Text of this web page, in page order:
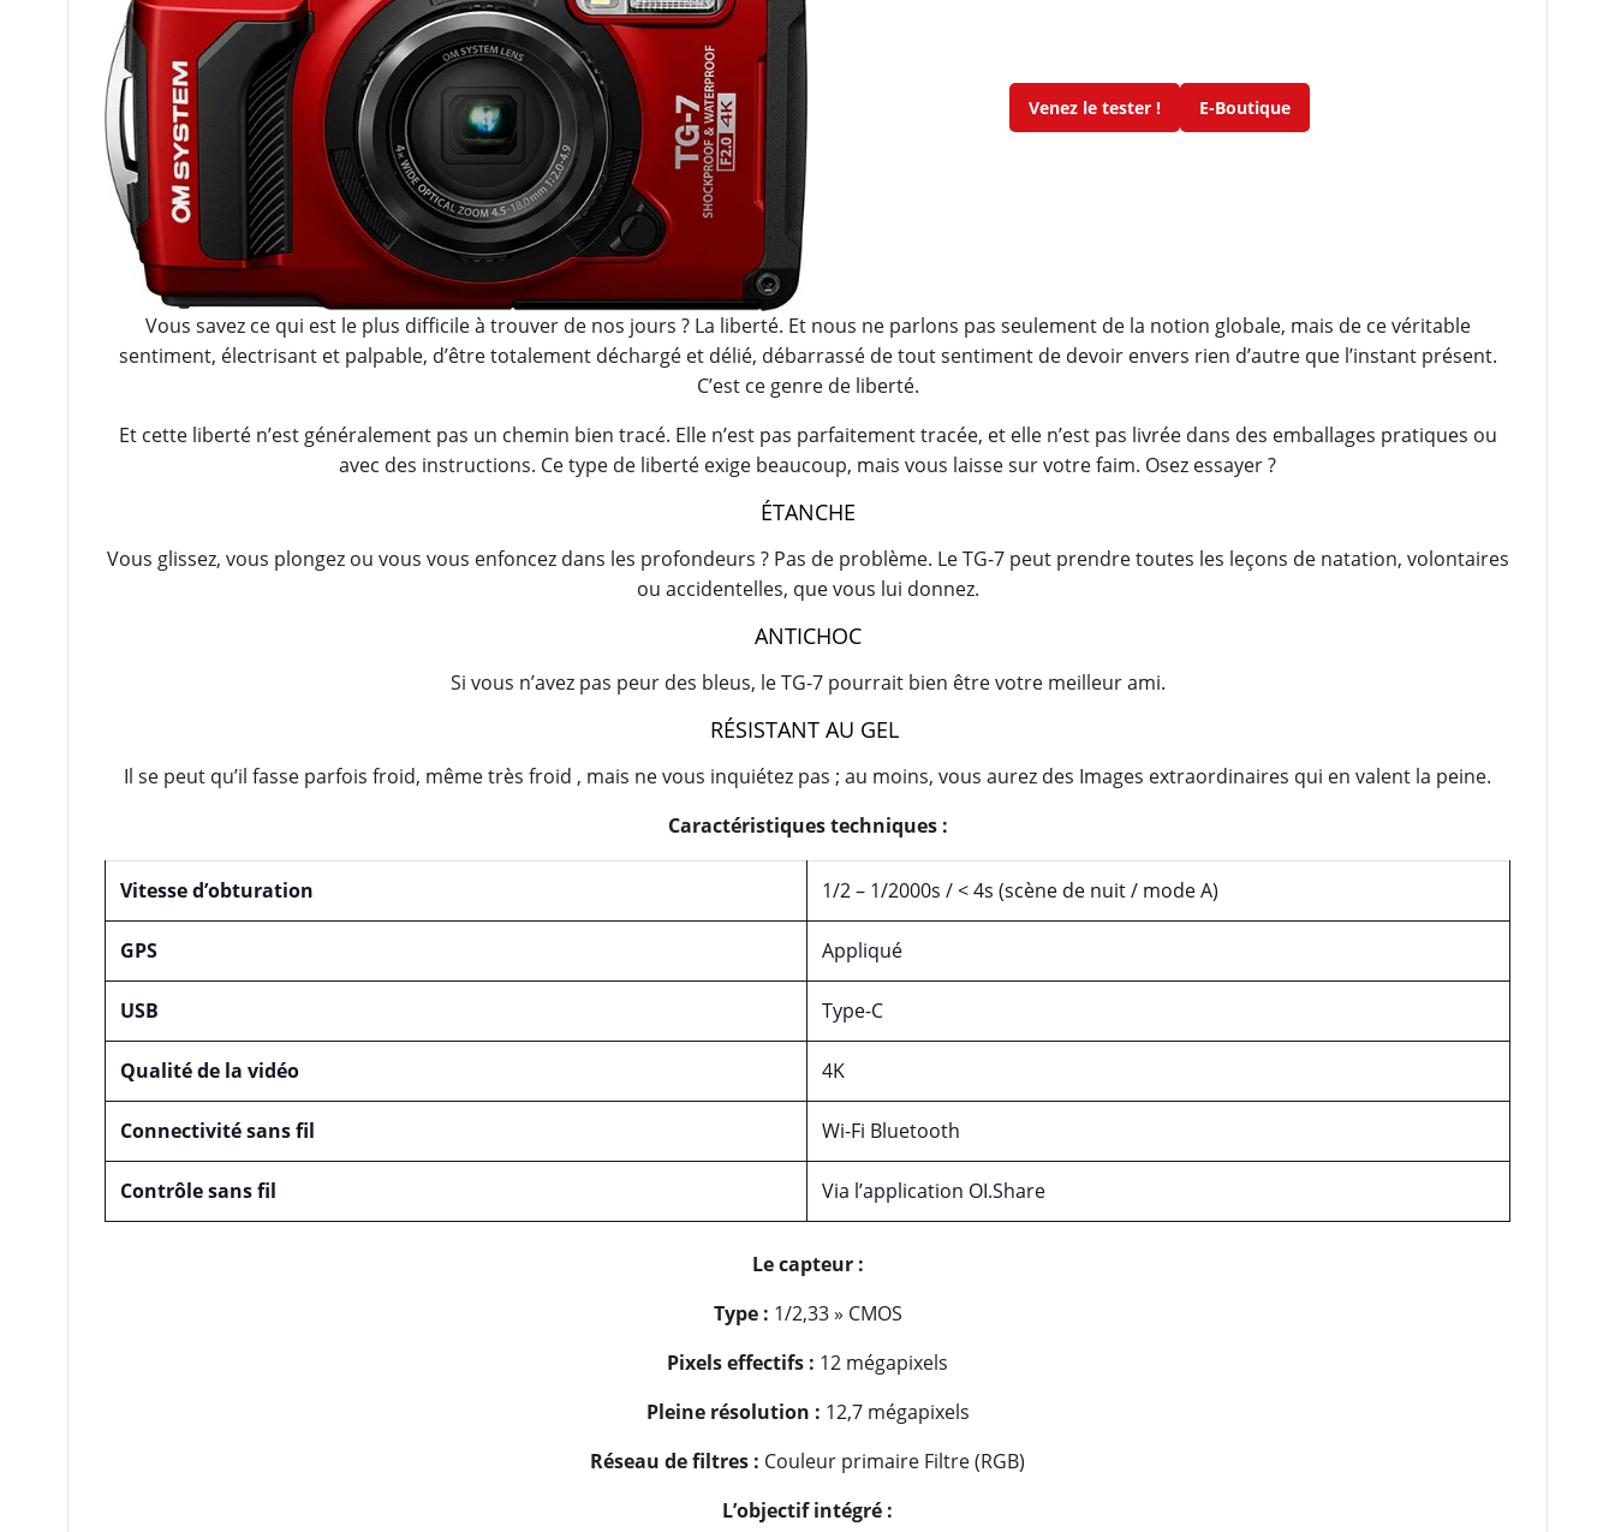
Venez le tester ! E-Boutique
Vous savez ce qui est le plus difficile à trouver de nos jours ? La liberté. Et nous ne parlons pas seulement de la notion globale, mais de ce véritable
sentiment, électrisant et palpable, d’être totalement déchargé et délié, débarrassé de tout sentiment de devoir envers rien d’autre que l’instant présent.
C’est ce genre de liberté.
Et cette liberté n’est généralement pas un chemin bien tracé. Elle n’est pas parfaitement tracée, et elle n’est pas livrée dans des emballages pratiques ou
avec des instructions. Ce type de liberté exige beaucoup, mais vous laisse sur votre faim. Osez essayer ?
ÉTANCHE
Vous glissez, vous plongez ou vous vous enfoncez dans les profondeurs ? Pas de problème. Le TG-7 peut prendre toutes les leçons de natation, volontaires
ou accidentelles, que vous lui donnez.
ANTICHOC
Si vous n’avez pas peur des bleus, le TG-7 pourrait bien être votre meilleur ami.
RÉSISTANT AU GEL
Il se peut qu’il fasse parfois froid, même très froid , mais ne vous inquiétez pas ; au moins, vous aurez des Images extraordinaires qui en valent la peine.
Caractéristiques techniques :
Vitesse d’obturation 1/2 – 1/2000s / < 4s (scène de nuit / mode A)
GPS Appliqué
USB Type-C
Qualité de la vidéo 4K
Connectivité sans fil Wi-Fi Bluetooth
Contrôle sans fil Via l’application OI.Share
Le capteur :
Type : 1/2,33 » CMOS
Pixels effectifs : 12 mégapixels
Pleine résolution : 12,7 mégapixels
Réseau de filtres : Couleur primaire Filtre (RGB)
L’objectif intégré :